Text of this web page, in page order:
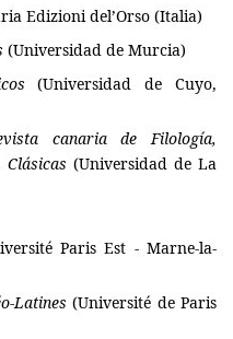
Edizioni del’Orso (Italia)
(Universidad de Murcia)
(Universidad de Cuyo,
canaria de Filología,
(Universidad de La
Paris Est - Marne-la-
Latines (Université de Paris